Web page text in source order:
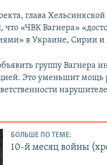
глава
«ЧВК Вагнера»
в Украине, Сирии
группу Вагнера
Это уменьшит
БОЛЬШЕ ПО ТЕМЕ:
10-й месяц войны